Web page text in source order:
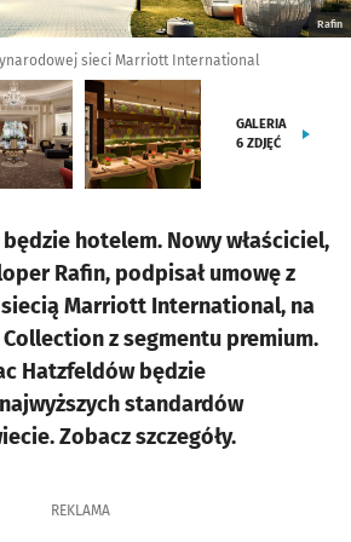
Rafin
sieci Marriott International
GALERIA
6 ZDJĘĆ
hotelem. Nowy właściciel,
Rafin, podpisał umowę z
Marriott International, na
z segmentu premium.
Hatzfeldów będzie
standardów
Zobacz szczegóły.
REKLAMA